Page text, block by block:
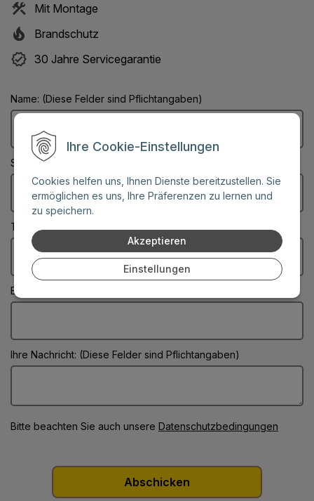
Ihre Cookie-Einstellungen
Cookies helfen uns, Ihnen Dienste bereitzustellen. Sie
ermöglichen es uns, Ihre Präferenzen zu lernen und
zu speichern.
Akzeptieren
Einstellungen
Mit Montage
Brandschutz
30 Jahre Servicegarantie
Name: (Diese Felder sind Pflichtangaben)
Stadt: (Diese Felder sind Pflichtangaben)
Telefonnummer:
E-Mail: (Diese Felder sind Pflichtangaben)
Ihre Nachricht: (Diese Felder sind Pflichtangaben)
Bitte beachten Sie auch unsere Datenschutzbedingungen